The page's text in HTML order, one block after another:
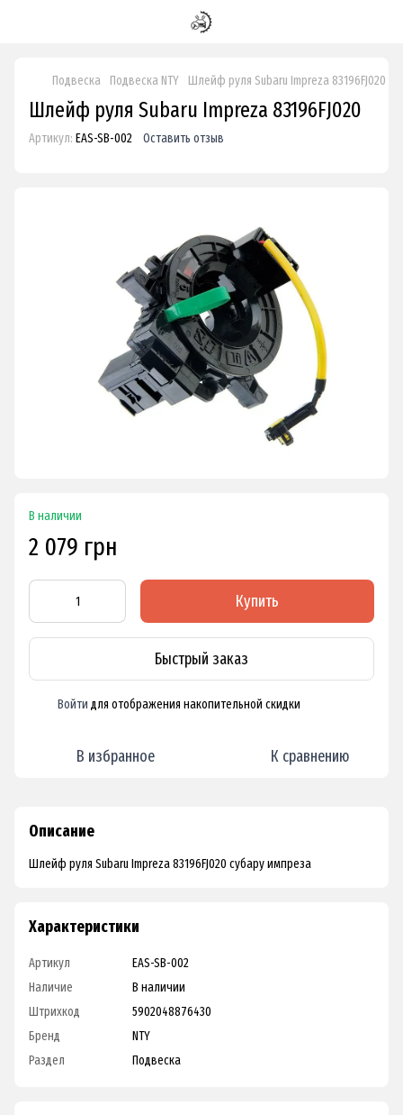
Подвеска Подвеска NTY Шлейф руля Subaru Impreza 83196FJ020
Шлейф руля Subaru Impreza 83196FJ020
Артикул: EAS-SB-002 Оставить отзыв
В наличии
2 079 грн
Купить
Быстрый заказ
Войти для отображения накопительной скидки
В избранное К сравнению
Описание
Шлейф руля Subaru Impreza 83196FJ020 субару импреза
Характеристики
Артикул
EAS-SB-002
Наличие
В наличии
Штрихкод
5902048876430
Бренд
NTY
Раздел
Подвеска